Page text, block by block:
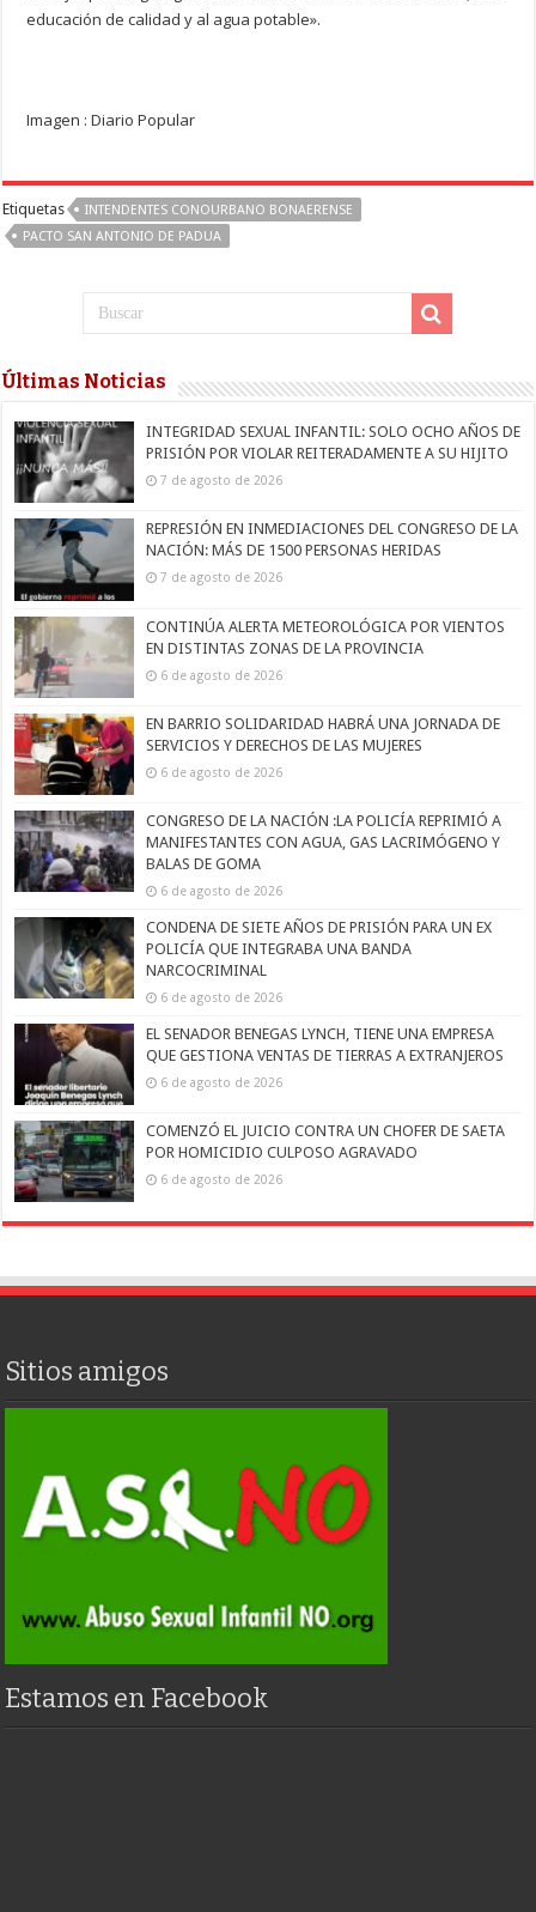
educación de calidad y al agua potable».
Imagen : Diario Popular
Etiquetas
INTENDENTES CONOURBANO BONAERENSE
PACTO SAN ANTONIO DE PADUA
Últimas Noticias
INTEGRIDAD SEXUAL INFANTIL: SOLO OCHO AÑOS DE
PRISIÓN POR VIOLAR REITERADAMENTE A SU HIJITO
7 de agosto de 2026
REPRESIÓN EN INMEDIACIONES DEL CONGRESO DE LA
NACIÓN: MÁS DE 1500 PERSONAS HERIDAS
7 de agosto de 2026
CONTINÚA ALERTA METEOROLÓGICA POR VIENTOS
EN DISTINTAS ZONAS DE LA PROVINCIA
6 de agosto de 2026
EN BARRIO SOLIDARIDAD HABRÁ UNA JORNADA DE
SERVICIOS Y DERECHOS DE LAS MUJERES
6 de agosto de 2026
CONGRESO DE LA NACIÓN :LA POLICÍA REPRIMIÓ A
MANIFESTANTES CON AGUA, GAS LACRIMÓGENO Y
BALAS DE GOMA
6 de agosto de 2026
CONDENA DE SIETE AÑOS DE PRISIÓN PARA UN EX
POLICÍA QUE INTEGRABA UNA BANDA
NARCOCRIMINAL
6 de agosto de 2026
EL SENADOR BENEGAS LYNCH, TIENE UNA EMPRESA
QUE GESTIONA VENTAS DE TIERRAS A EXTRANJEROS
6 de agosto de 2026
COMENZÓ EL JUICIO CONTRA UN CHOFER DE SAETA
POR HOMICIDIO CULPOSO AGRAVADO
6 de agosto de 2026
Sitios amigos
Estamos en Facebook